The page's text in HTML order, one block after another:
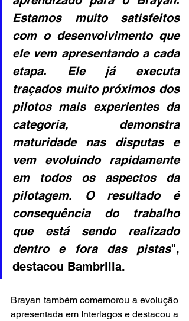
Estamos muito satisfeitos
com o desenvolvimento que
ele vem apresentando a cada
etapa. Ele já executa
traçados muito próximos dos
pilotos mais experientes da
categoria, demonstra
maturidade nas disputas e
vem evoluindo rapidamente
em todos os aspectos da
pilotagem. O resultado é
consequência do trabalho
que está sendo realizado
dentro e fora das pistas",
destacou Bambrilla.
Brayan também comemorou a evolução
apresentada em Interlagos e destacou a